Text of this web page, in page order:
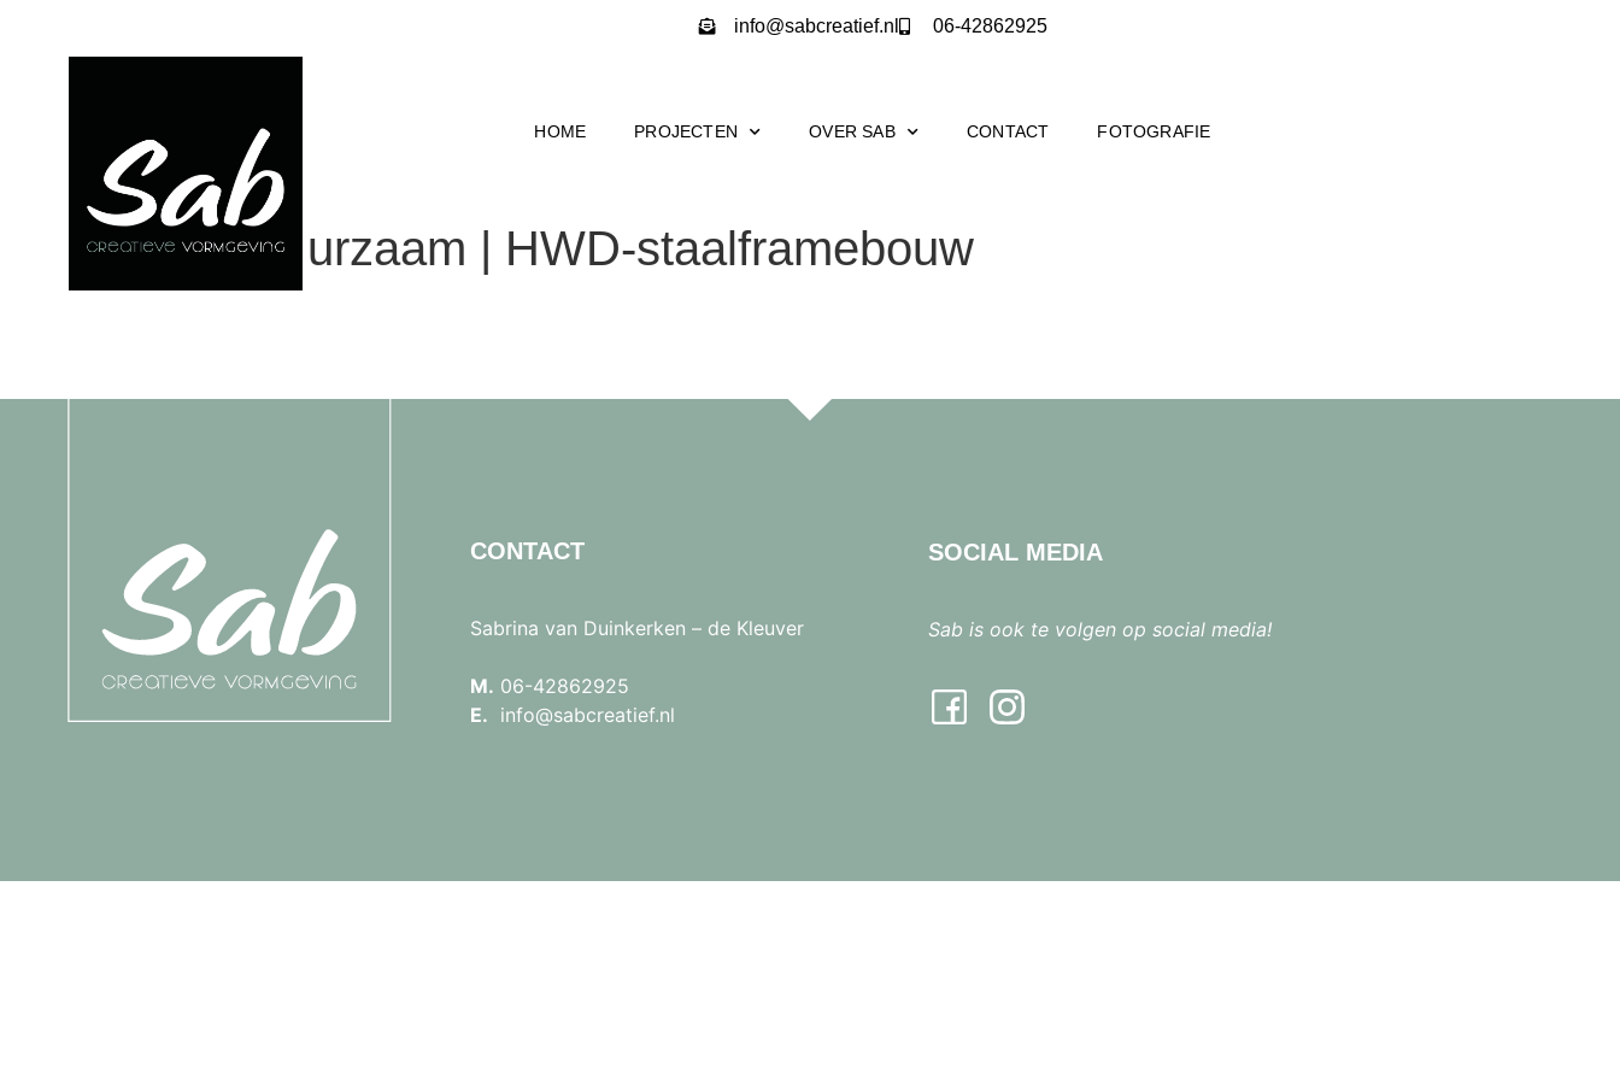
info@sabcreatief.nl 06-42862925
HOME PROJECTEN OVER SAB CONTACT FOTOGRAFIE
HWD-duurzaam | HWD-staalframebouw
CONTACT
Sabrina van Duinkerken – de Kleuver
M. 06-42862925
E. info@sabcreatief.nl
SOCIAL MEDIA
Sab is ook te volgen op social media!